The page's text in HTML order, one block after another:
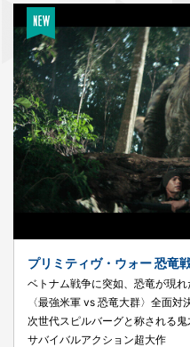
プリミティヴ・ウォー 恐竜
ベトナム戦争に突如、恐竜が現れ
〈最強米軍 vs 恐竜大群〉全面対
次世代スピルバーグと称される
サバイバルアクション超大作